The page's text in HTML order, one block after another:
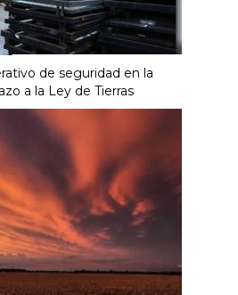
de seguridad en la
a la Ley de Tierras